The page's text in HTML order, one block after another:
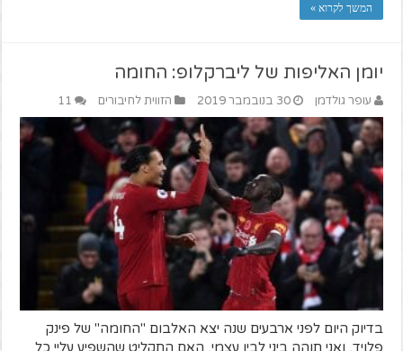
המשך לקרוא »
יומן האליפות של ליברקלופ: החומה
עופר גולדמן 30 בנובמבר 2019 הזווית לחיבורים 11
בדיוק היום לפני ארבעים שנה יצא האלבום "החומה" של פינק
פלויד, ואני תוהה ביני לבין עצמי, האם התקליט שהשפיע עליי כל